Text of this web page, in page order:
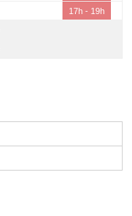
17h - 19h